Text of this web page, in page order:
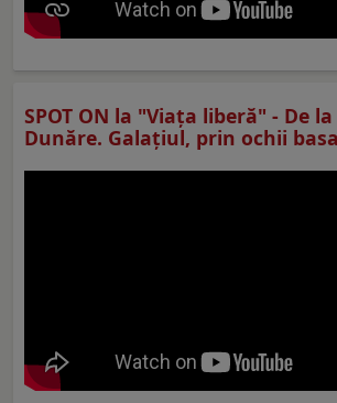
SPOT ON la "Viaţa liberă" - De
Dunăre. Galațiul, prin ochii